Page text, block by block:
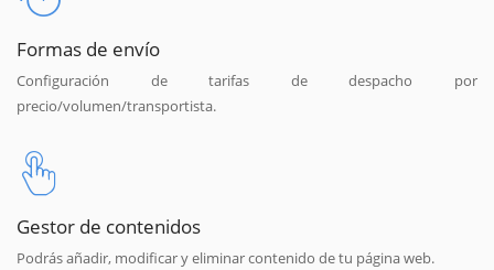
Formas de envío
Configuración de tarifas de despacho por
precio/volumen/transportista.
Gestor de contenidos
Podrás añadir, modificar y eliminar contenido de tu página web.